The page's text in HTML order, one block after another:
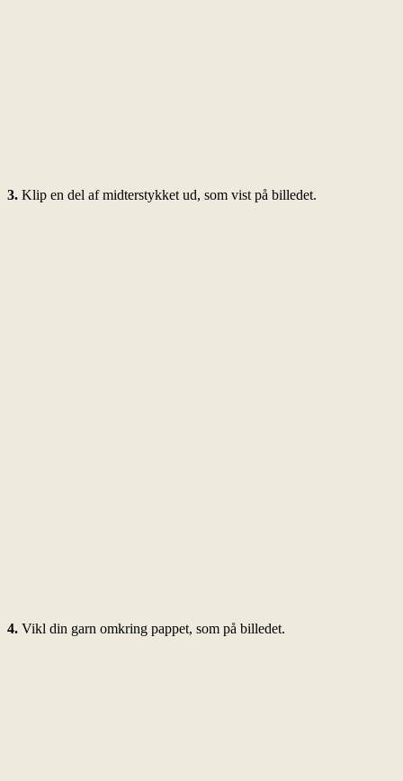
3. Klip en del af midterstykket ud, som vist på billedet.
4. Vikl din garn omkring pappet, som på billedet.